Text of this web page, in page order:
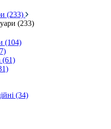
(233)
(233)
(104)
(61)
(34)